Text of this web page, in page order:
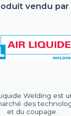
vendu par
Welding est
des
et du coupage.